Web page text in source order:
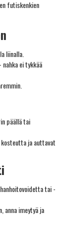
futiskenkien
liinalla.
ei tykkää
päällä tai
ja auttavat
tai -
anna imeytyä ja